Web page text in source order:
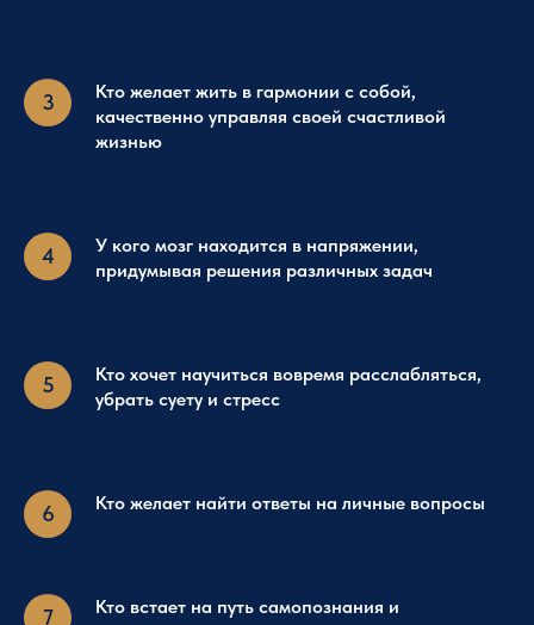
Кто желает жить в гармонии с собой,
качественно управляя своей счастливой
жизнью
У кого мозг находится в напряжении,
придумывая решения различных задач
Кто хочет научиться вовремя расслабляться,
убрать суету и стресс
Кто желает найти ответы на личные вопросы
Кто встает на путь самопознания и